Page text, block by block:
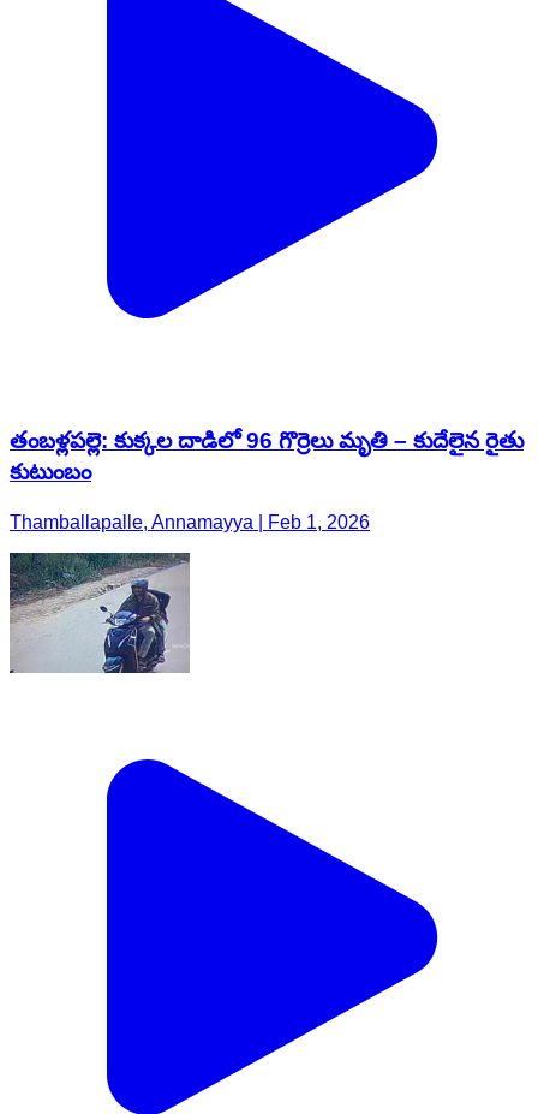
తంబళ్లపల్లె: కుక్కల దాడిలో 96 గొర్రెలు మృతి – కుదేలైన రైతు
కుటుంబం
Thamballapalle, Annamayya | Feb 1, 2026